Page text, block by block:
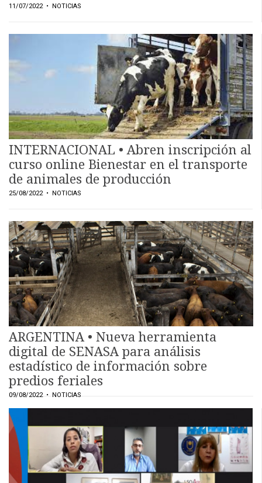
11/07/2022• NOTICIAS
INTERNACIONAL • Abren inscripción al
curso online Bienestar en el transporte
de animales de producción
25/08/2022• NOTICIAS
ARGENTINA • Nueva herramienta
digital de SENASA para análisis
estadístico de información sobre
predios feriales
09/08/2022• NOTICIAS